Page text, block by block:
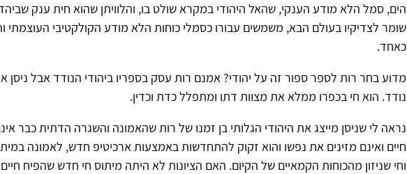
הים, סמל הלא מודע הענקי, שהאל היהודי במקרא שולט בו, והלוויתן שהוא חית ענק
שומר לצדיקיו בעולם הבא, משמשים עבורו כסמלי כוחות הלא מודע הקולקטיבי העוצמתי
כאחד.
מדוע בחר רות לספר ספור זה על יהודי? אמנם רות עסק בספריו ביהודי הנודד אבל ניסן
נודד. הוא חי בכפרו ממלא את מצוות דתו ומתפלל כדת וכדין.
נראה לי שניסן מייצג את היהודי הגלותי בן זמנו של רות שהאמונה והשגרה הדתית כבר
חיים ואינם מזינים את נפשו והוא זקוק להתחדשות באמצעות ארכיטיפ חדש, לאמונה
וחי שניזון מהכוחות הקמאיים של הקיום. האם הציונות לא היתה מיתוס חי חדש שהפיח חיים